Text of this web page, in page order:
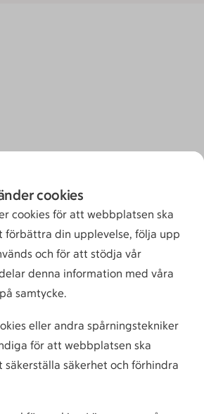
cookies
cookies för att webbplatsen ska
förbättra din upplevelse, följa upp
och för att stödja vår
denna information med våra
samtycke.
eller andra spårningstekniker
för att webbplatsen ska
säkerhet och förhindra